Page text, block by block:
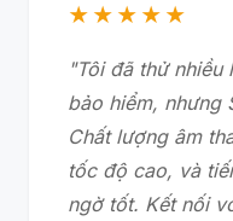
★★★★★
"Tôi đã thử nhiều
bảo hiểm, nhưng
Chất lượng âm
tốc độ cao, và
ngờ tốt. Kết nối